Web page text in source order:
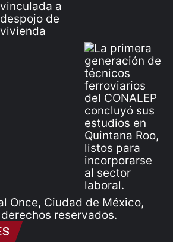
Once, Ciudad de México,
reservados.